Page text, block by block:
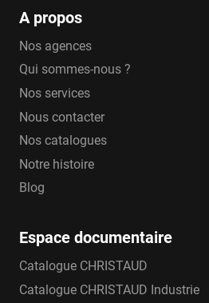
A propos
Nos agences
Qui sommes-nous ?
Nos services
Nous contacter
Nos catalogues
Notre histoire
Blog
Espace documentaire
Catalogue CHRISTAUD
Catalogue CHRISTAUD Industrie